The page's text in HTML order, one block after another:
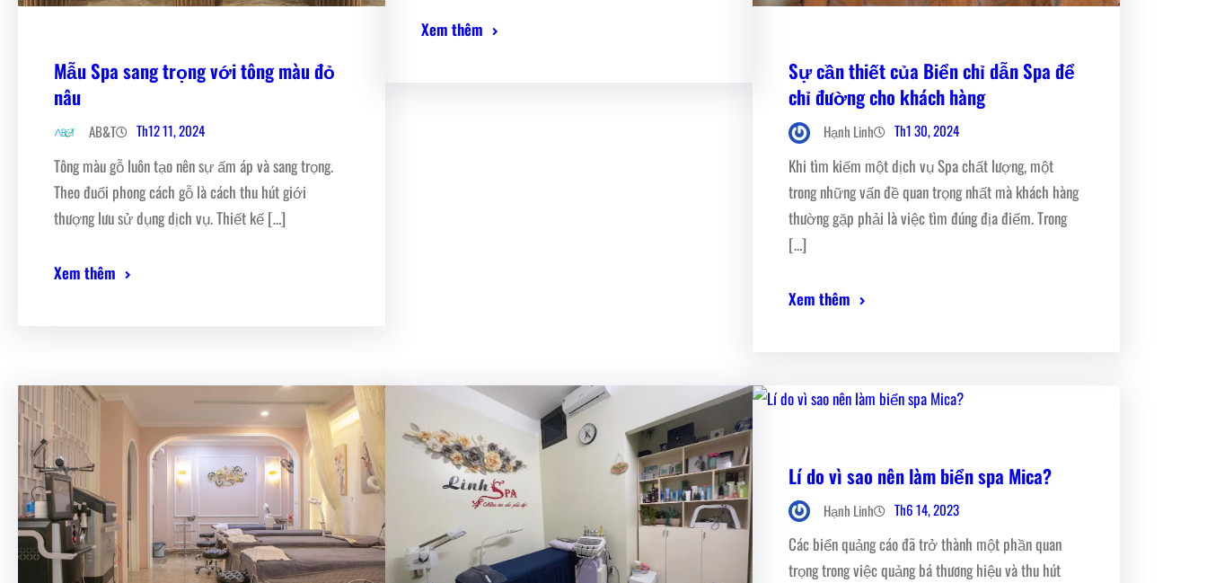
Mẫu Spa sang trọng với tông màu đỏ
nâu
AB&T Th12 11, 2024
Tông màu gỗ luôn tạo nên sự ấm áp và sang trọng.
Theo đuổi phong cách gỗ là cách thu hút giới
thượng lưu sử dụng dịch vụ. Thiết kế […]
Xem thêm
Xem thêm
Sự cần thiết của Biển chỉ dẫn Spa để
chỉ đường cho khách hàng
Hạnh Linh Th1 30, 2024
Khi tìm kiếm một dịch vụ Spa chất lượng, một
trong những vấn đề quan trọng nhất mà khách hàng
thường gặp phải là việc tìm đúng địa điểm. Trong
[…]
Xem thêm
Lí do vì sao nên làm biển spa Mica?
Hạnh Linh Th6 14, 2023
Các biển quảng cáo đã trở thành một phần quan
trọng trong việc quảng bá thương hiệu và thu hút